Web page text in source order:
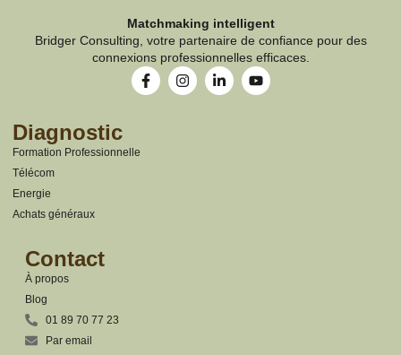
Matchmaking intelligent
Bridger Consulting, votre partenaire de confiance pour des
connexions professionnelles efficaces.
Diagnostic
Formation Professionnelle
Télécom
Energie
Achats généraux
Contact
À propos
Blog
01 89 70 77 23
Par email